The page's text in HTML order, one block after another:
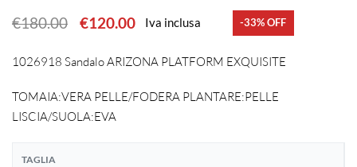
€180.00 €120.00 Iva inclusa -33% OFF
1026918 Sandalo ARIZONA PLATFORM EXQUISITE
TOMAIA:VERA PELLE/FODERA PLANTARE:PELLE
LISCIA/SUOLA:EVA
TAGLIA